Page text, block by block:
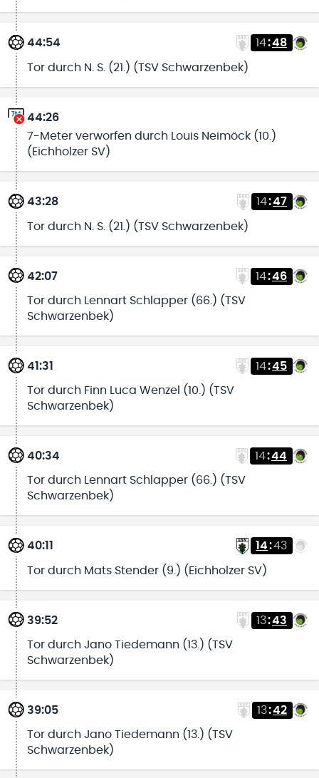
44:54 14:48
Tor durch N. S. (21.) (TSV Schwarzenbek)
44:26
7-Meter verworfen durch Louis Neimöck (10.)
(Eichholzer SV)
43:28 14:47
Tor durch N. S. (21.) (TSV Schwarzenbek)
42:07 14:46
Tor durch Lennart Schlapper (66.) (TSV
Schwarzenbek)
41:31 14:45
Tor durch Finn Luca Wenzel (10.) (TSV
Schwarzenbek)
40:34 14:44
Tor durch Lennart Schlapper (66.) (TSV
Schwarzenbek)
40:11 14:43
Tor durch Mats Stender (9.) (Eichholzer SV)
39:52 13:43
Tor durch Jano Tiedemann (13.) (TSV
Schwarzenbek)
39:05 13:42
Tor durch Jano Tiedemann (13.) (TSV
Schwarzenbek)